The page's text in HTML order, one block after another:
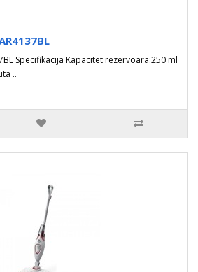
Specifikacija Kapacitet rezervoara:250 ml
..